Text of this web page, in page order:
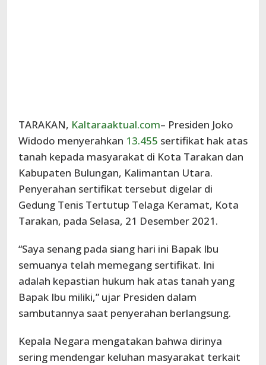
TARAKAN, Kaltaraaktual.com– Presiden Joko
Widodo menyerahkan 13.455 sertifikat hak atas
tanah kepada masyarakat di Kota Tarakan dan
Kabupaten Bulungan, Kalimantan Utara.
Penyerahan sertifikat tersebut digelar di
Gedung Tenis Tertutup Telaga Keramat, Kota
Tarakan, pada Selasa, 21 Desember 2021.
“Saya senang pada siang hari ini Bapak Ibu
semuanya telah memegang sertifikat. Ini
adalah kepastian hukum hak atas tanah yang
Bapak Ibu miliki,” ujar Presiden dalam
sambutannya saat penyerahan berlangsung.
Kepala Negara mengatakan bahwa dirinya
sering mendengar keluhan masyarakat terkait